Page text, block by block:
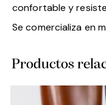
confortable y
Se comercializa en
Productos